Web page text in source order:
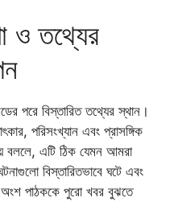
ও তথ্যের
পরে বিস্তারিত তথ্যের স্থান।
পরিসংখ্যান এবং প্রাসঙ্গিক
বললে, এটি ঠিক যেমন আমরা
বিস্তারিতভাবে ঘটে এবং
পাঠককে পুরো খবর বুঝতে